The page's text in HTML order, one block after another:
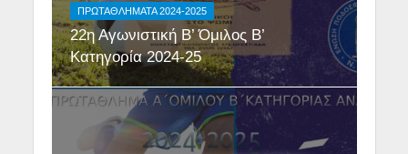
ΠΡΩΤΑΘΛΗΜΑΤΑ 2024-2025
22η Αγωνιστική Β’ Όμιλος Β’
Κατηγορία 2024-25